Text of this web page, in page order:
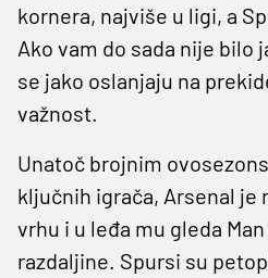
kornera, najviše u ligi, a
Ako vam do sada nije bilo
se jako oslanjaju na
važnost.
Unatoč brojnim
ključnih igrača, Arsenal je
vrhu i u leđa mu gleda
razdaljine. Spursi su